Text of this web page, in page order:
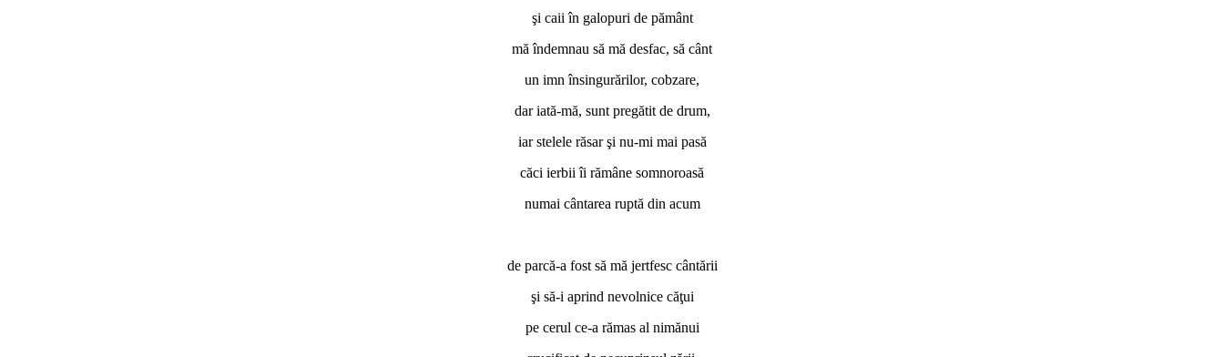
şi caii în galopuri de pământ
mă îndemnau să mă desfac, să cânt
un imn însingurărilor, cobzare,
dar iată-mă, sunt pregătit de drum,
iar stelele răsar şi nu-mi mai pasă
căci ierbii îi rămâne somnoroasă
numai cântarea ruptă din acum
de parcă-a fost să mă jertfesc cântării
şi să-i aprind nevolnice căţui
pe cerul ce-a rămas al nimănui